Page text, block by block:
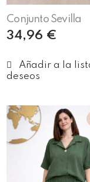
Conjunto Sevilla
34,96 €